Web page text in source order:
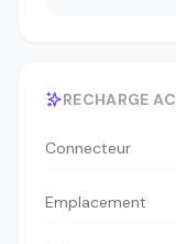
RECHARGE AC
Connecteur
Emplacement